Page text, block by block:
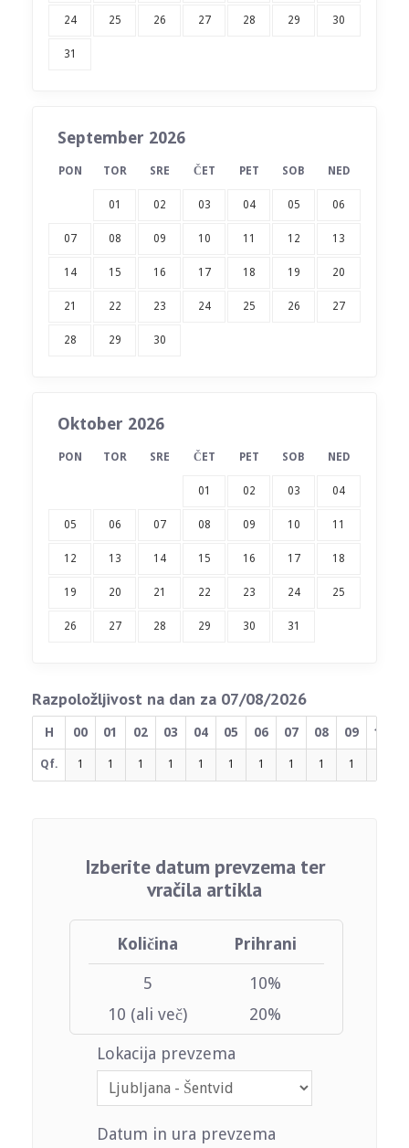
24 25 26 27 28 29 30
31
September 2026
PON TOR SRE ČET PET SOB NED
01 02 03 04 05 06
07 08 09 10 11 12 13
14 15 16 17 18 19 20
21 22 23 24 25 26 27
28 29 30
Oktober 2026
PON TOR SRE ČET PET SOB NED
01 02 03 04
05 06 07 08 09 10 11
12 13 14 15 16 17 18
19 20 21 22 23 24 25
26 27 28 29 30 31
Razpoložljivost na dan za 07/08/2026
H 00 01 02 03 04 05 06 07 08 09 10
Qf. 1 1 1 1 1 1 1 1 1 1
Izberite datum prevzema ter
vračila artikla
Količina Prihrani
5
10%
10 (ali več)
20%
Lokacija prevzema
Datum in ura prevzema